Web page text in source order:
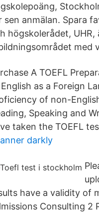
sen anmälan. Spara
högskolerådet,
med
A TOEFL
as a Foreign
of non-
Speaking and
taken the TOEFL
darkly
have a validity of
Consulting 2